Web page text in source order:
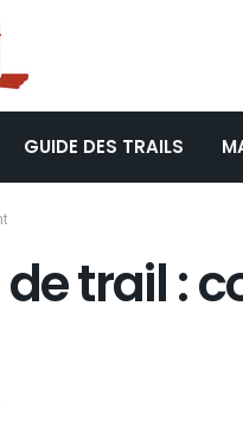
GUIDE DES TRAILS
trail :